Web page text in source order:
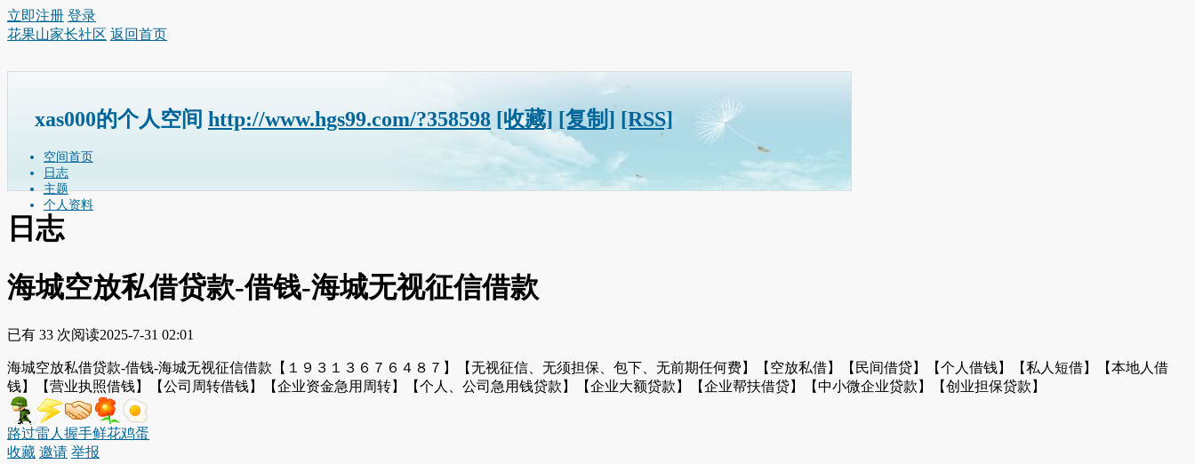
立即注册 登录
花果山家长社区 返回首页
xas000的个人空间 http://www.hgs99.com/?358598 [收藏] [复制] [RSS]
空间首页
日志
主题
个人资料
日志
海城空放私借贷款-借钱-海城无视征信借款
已有 33 次阅读2025-7-31 02:01
海城空放私借贷款-借钱-海城无视征信借款【１９３１３６７６４８７】【无视征信、无须担保、包下、无前期任何费】【空放私借】【民间借贷】【个人借钱】【私人短借】【本地人借
钱】【营业执照借钱】【公司周转借钱】【企业资金急用周转】【个人、公司急用钱贷款】【企业大额贷款】【企业帮扶借贷】【中小微企业贷款】【创业担保贷款】
路过雷人 握手鲜花鸡蛋
收藏 邀请 举报